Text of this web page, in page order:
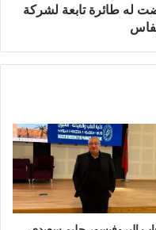
له طائرة تابعة لشركة